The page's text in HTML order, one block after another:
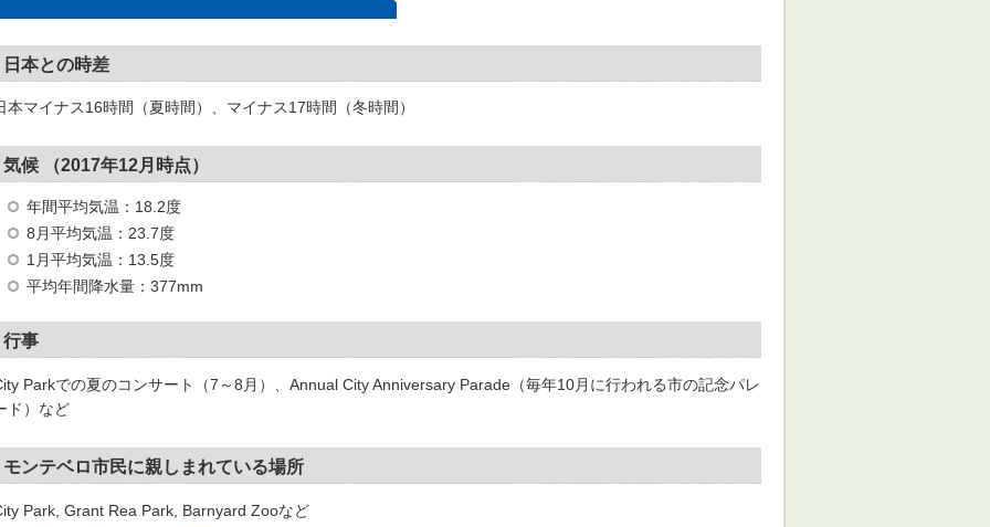
日本との時差
本マイナス16時間（夏時間）、マイナス17時間（冬時間）
気候 （2017年12月時点）
年間平均気温：18.2度
8月平均気温：23.7度
1月平均気温：13.5度
平均年間降水量：377mm
行事
Parkでの夏のコンサート（7～8月）、Annual City Anniversary Parade（毎年10月に行われる市の記念パレ
ド）など
モンテベロ市民に親しまれている場所
Park, Grant Rea Park, Barnyard Zooなど